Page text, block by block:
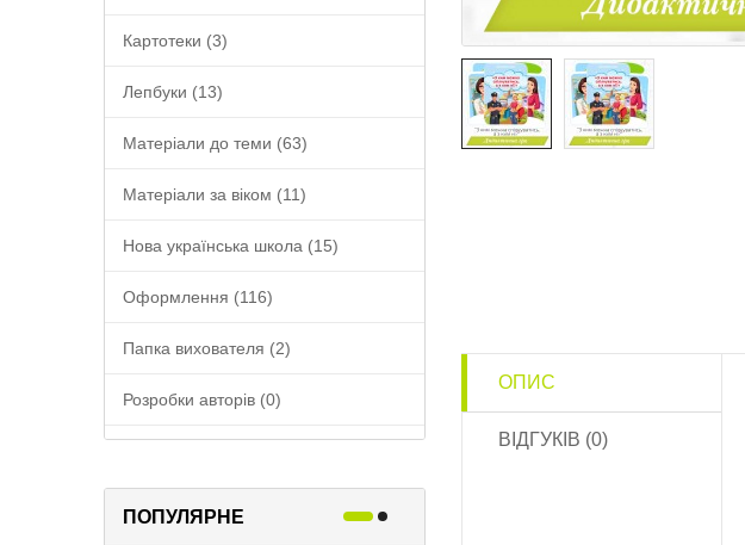
Картотеки (3)
Лепбуки (13)
Матеріали до теми (63)
Матеріали за віком (11)
Нова українська школа (15)
Оформлення (116)
Папка вихователя (2)
Розробки авторів (0)
ПОПУЛЯРНЕ
ОПИС
ВІДГУКІВ (0)